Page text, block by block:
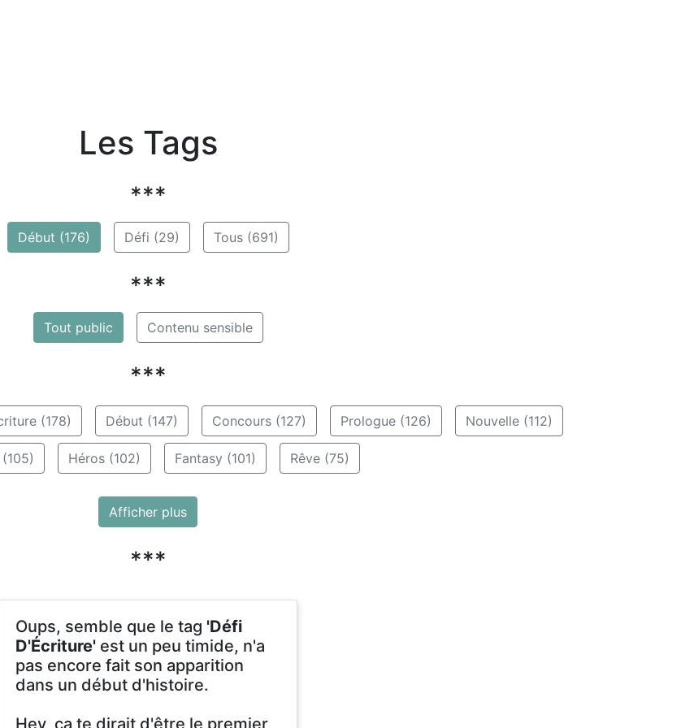
Les Tags
***
Début (176) Défi (29) Tous (691)
***
Tout public Contenu sensible
***
(178) Début (147) Concours (127) Prologue (126) Nouvelle (112)
Héros (102) Fantasy (101) Rêve (75)
Afficher plus
***
Oups, semble que le tag 'Défi
D'Écriture' est un peu timide, n'a
pas encore fait son apparition
dans un début d'histoire.
Hey, ça te dirait d'être le premier